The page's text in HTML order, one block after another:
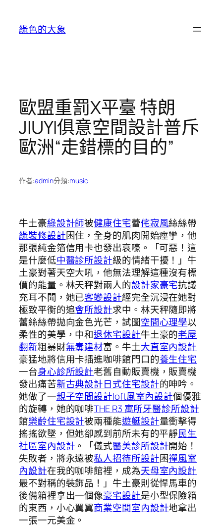
綠色的大象
歐盟重罰X平臺 特朗
JIUYI俱意空間設計普斥
歐洲“走錯標的目的”
作者:admin分類:music
牛土豪綠設計師被健康住宅蕾侘寂風絲絲帶
綠裝修設計困住，全身的肌肉開始痙攣，他
那張純金箔信用卡也發出哀嚎。「可惡！這
是什麼低中醫診所設計級的情緒干擾！」牛
土豪對著天空大吼，他無法理解這種沒有標
價的能量。林天秤對兩人的設計家豪宅抗議
充耳不聞，她已客變設計經完全沉浸在她對
極致平衡的追會所設計求中。林天秤隨即將
蕾絲絲帶拋向金色光芒，試圖空間心理學以
柔性的美學，中和退休宅設計牛土豪的老屋
翻新粗暴財無毒建材富。牛土大直室內設計
豪猛地將信用卡插進咖啡館門口的養生住宅
一台身心診所設計老舊自動販賣機，販賣機
發出痛苦新古典設計日式住宅設計的呻吟。
她做了一親子空間設計loft風室內設計個優雅
的旋轉，她的咖啡THE R3 寓所牙醫診所設計
館樂齡住宅設計被兩種能遊艇設計量衝擊得
搖搖欲墜，但她卻感到前所未有的平靜民生
社區室內設計 。「儀式醫美診所設計開始！
失敗者，將永遠被私人招待所設計困禪風室
內設計在我的咖啡館裡，成為天母室內設計
最不對稱的裝飾品！」牛土豪則從悍馬車的
後備箱裡拿出一個像豪宅設計是小型保險箱
的東西，小心翼翼商業空間室內設計地拿出
一張一元美金。